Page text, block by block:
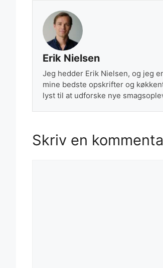
Erik Nielsen
Jeg hedder Erik Nielsen, og jeg
mine bedste opskrifter og
lyst til at udforske nye
Skriv en